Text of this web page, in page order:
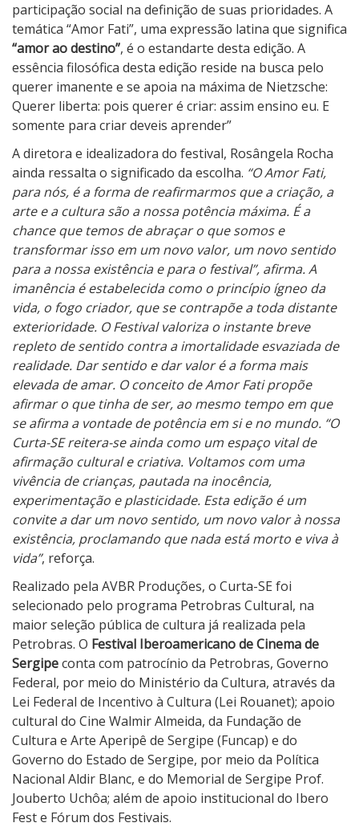
a
y
m
m
i
participação social na definição de suas prioridades. A
temática “Amor Fati”, uma expressão latina que significa
“amor ao destino”, é o estandarte desta edição. A
essência filosófica desta edição reside na busca pelo
querer imanente e se apoia na máxima de Nietzsche:
Querer liberta: pois querer é criar: assim ensino eu. E
somente para criar deveis aprender”
A diretora e idealizadora do festival, Rosângela Rocha
ainda ressalta o significado da escolha. “O Amor Fati,
para nós, é a forma de reafirmarmos que a criação, a
arte e a cultura são a nossa potência máxima. É a
chance que temos de abraçar o que somos e
transformar isso em um novo valor, um novo sentido
para a nossa existência e para o festival”, afirma. A
imanência é estabelecida como o princípio ígneo da
vida, o fogo criador, que se contrapõe a toda distante
exterioridade. O Festival valoriza o instante breve
repleto de sentido contra a imortalidade esvaziada de
realidade. Dar sentido e dar valor é a forma mais
elevada de amar. O conceito de Amor Fati propõe
afirmar o que tinha de ser, ao mesmo tempo em que
se afirma a vontade de potência em si e no mundo. “O
Curta-SE reitera-se ainda como um espaço vital de
afirmação cultural e criativa. Voltamos com uma
vivência de crianças, pautada na inocência,
experimentação e plasticidade. Esta edição é um
convite a dar um novo sentido, um novo valor à nossa
existência, proclamando que nada está morto e viva à
vida”, reforça.
Realizado pela AVBR Produções, o Curta-SE foi
selecionado pelo programa Petrobras Cultural, na
maior seleção pública de cultura já realizada pela
Petrobras. O Festival Iberoamericano de Cinema de
Sergipeconta com patrocínio da Petrobras, Governo
Federal, por meio do Ministério da Cultura, através da
Lei Federal de Incentivo à Cultura (Lei Rouanet); apoio
cultural do Cine Walmir Almeida, da Fundação de
Cultura e Arte Aperipê de Sergipe (Funcap) e do
Governo do Estado de Sergipe, por meio da Política
Nacional Aldir Blanc, e do Memorial de Sergipe Prof.
Jouberto Uchôa; além de apoio institucional do Ibero
Fest e Fórum dos Festivais.